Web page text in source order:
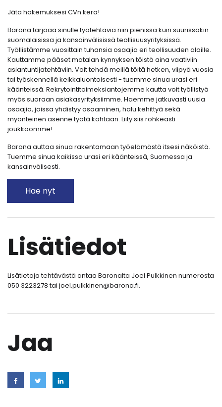
Jätä hakemuksesi CVn kera!
Barona tarjoaa sinulle työtehtäviä niin pienissä kuin suurissakin
suomalaisissa ja kansainvälisissä teollisuusyrityksissä.
Työllistämme vuosittain tuhansia osaajia eri teollisuuden aloille.
Kauttamme pääset matalan kynnyksen töistä aina vaativiin
asiantuntijatehtäviin. Voit tehdä meillä töitä hetken, viipyä vuosia
tai työskennellä keikkaluontoisesti - tuemme sinua urasi eri
käänteissä. Rekrytointitoimeksiantojemme kautta voit työllistyä
myös suoraan asiakasyrityksiimme. Haemme jatkuvasti uusia
osaajia, joissa yhdistyy osaaminen, halu kehittyä sekä
myönteinen asenne työtä kohtaan. Liity siis rohkeasti
joukkoomme!
Barona auttaa sinua rakentamaan työelämästä itsesi näköistä.
Tuemme sinua kaikissa urasi eri käänteissä, Suomessa ja
kansainvälisesti.
Hae nyt
Lisätiedot
Lisätietoja tehtävästä antaa Baronalta Joel Pulkkinen numerosta
050 3223278 tai joel.pulkkinen@barona.fi.
Jaa